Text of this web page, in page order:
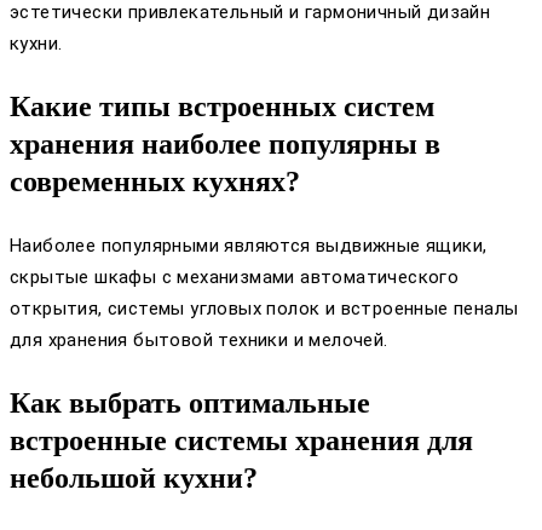
эстетически привлекательный и гармоничный дизайн
кухни.
Какие типы встроенных систем
хранения наиболее популярны в
современных кухнях?
Наиболее популярными являются выдвижные ящики,
скрытые шкафы с механизмами автоматического
открытия, системы угловых полок и встроенные пеналы
для хранения бытовой техники и мелочей.
Как выбрать оптимальные
встроенные системы хранения для
небольшой кухни?